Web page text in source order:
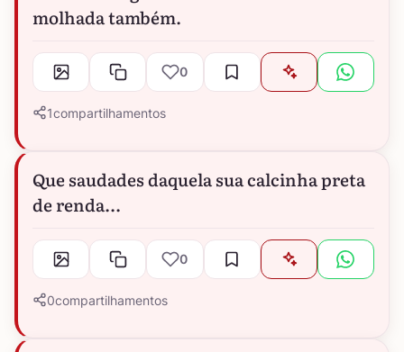
molhada também.
0
1compartilhamentos
Que saudades daquela sua calcinha preta
de renda...
0
0compartilhamentos